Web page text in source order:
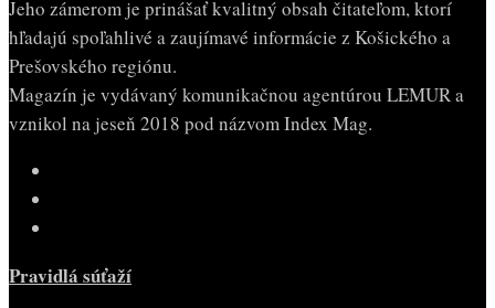
Jeho zámerom je prinášať kvalitný obsah čitateľom, ktorí
hľadajú spoľahlivé a zaujímavé informácie z Košického a
Prešovského regiónu.
Magazín je vydávaný komunikačnou agentúrou LEMUR a
vznikol na jeseň 2018 pod názvom Index Mag.
Pravidlá súťaží